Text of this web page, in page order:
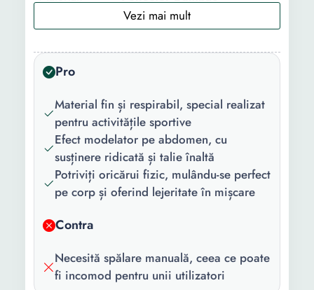
Detalii:
Banda elastica in talie Talie
fitness Adecvat pentru
yoga, pilate, exercitii fizice
Corecteaza postura si
sustine spatele
Instructiuni
ingrijire:
Spalare manuala
Pro
Material fin și respirabil, special realizat
pentru activitățile sportive
Efect modelator pe abdomen, cu
susținere ridicată și talie înaltă
Potriviți oricărui fizic, mulându-se perfect
pe corp și oferind lejeritate în mișcare
Contra
Necesită spălare manuală, ceea ce poate
fi incomod pentru unii utilizatori